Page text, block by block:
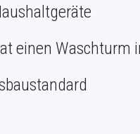
einen Waschturm